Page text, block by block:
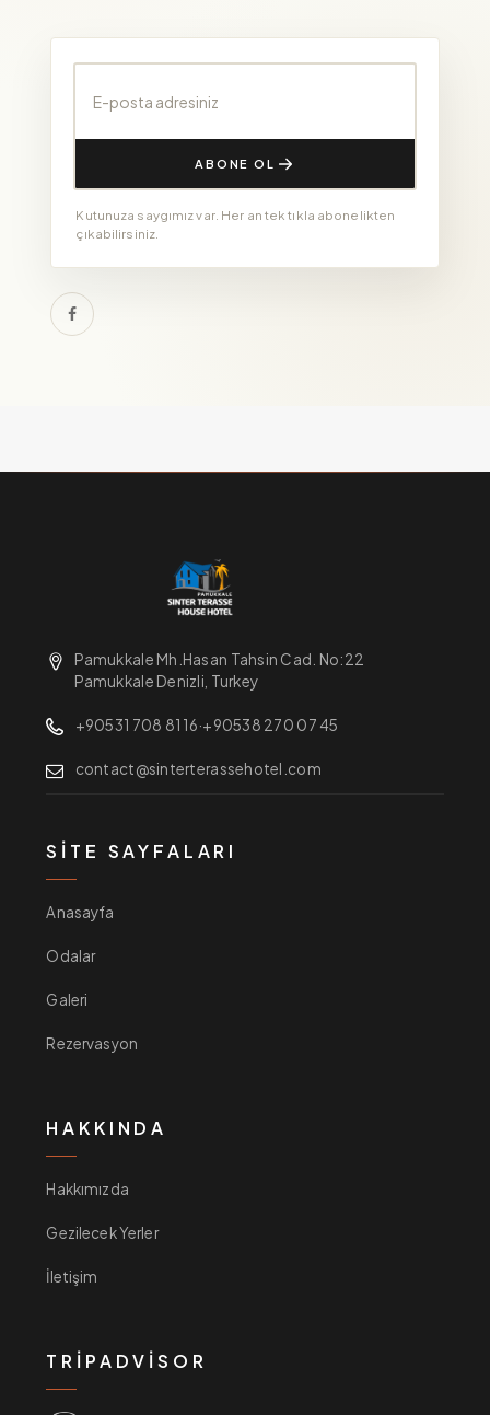
ABONE OL
Kutunuza saygımız var. Her an tek tıkla abonelikten
çıkabilirsiniz.
Pamukkale Mh.Hasan Tahsin Cad. No:22
Pamukkale Denizli, Turkey
+90531 708 81 16·+90538 270 07 45
contact@sinterterassehotel.com
SITE SAYFALARI
Anasayfa
Odalar
Galeri
Rezervasyon
HAKKINDA
Hakkımızda
Gezilecek Yerler
İletişim
TRIPADVISOR